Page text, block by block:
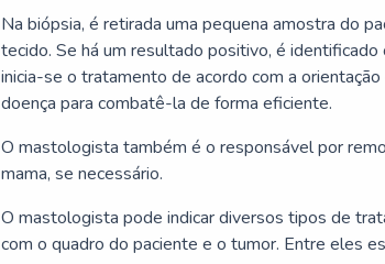
Na biópsia, é retirada uma pequena amostra do
tecido. Se há um resultado positivo, é
inicia-se o tratamento de acordo com a
doença para combatê-la de forma eficiente.
O mastologista também é o responsável por
mama, se necessário.
O mastologista pode indicar diversos tipos de
com o quadro do paciente e o tumor. Entre eles